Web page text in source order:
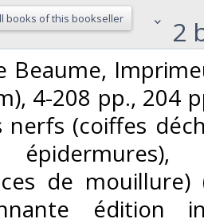
books of this bookseller 2
Beaume,
4-208 pp., 204
nerfs (coiffes
épidermures),
de
édition